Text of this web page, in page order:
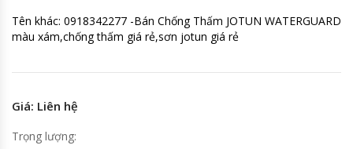
Tên khác: 0918342277 -Bán Chống Thấm JOTUN WATERGUARD
màu xám,chống thấm giá rẻ,sơn jotun giá rẻ
Giá: Liên hệ
Trọng lượng: